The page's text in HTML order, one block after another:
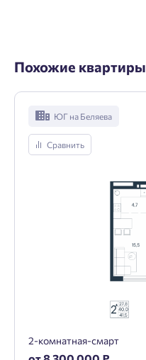
Похожие квартиры
ЮГ на Беляева
Сравнить
2-комнатная-смарт